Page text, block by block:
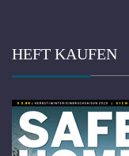
HEFT KAUFEN